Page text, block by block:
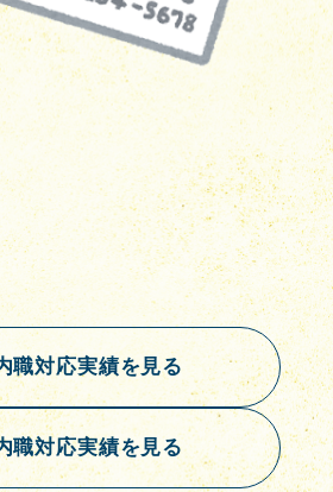
職対応実績を見る
職対応実績を見る